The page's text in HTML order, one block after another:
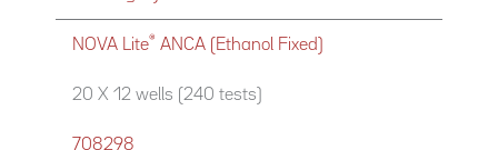
NOVA Lite® ANCA (Ethanol Fixed)
20 X 12 wells (240 tests)
708298